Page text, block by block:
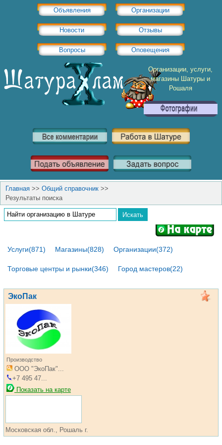
Объявления Организации
Новости Отзывы
Вопросы Оповещения
Организации, услуги,
магазины Шатуры и
Рошаля
Главная >> Общий справочник >>
Результаты поиска
Услуги(871) Магазины(828) Организации(372)
Торговые центры и рынки(346) Город мастеров(22)
ЭкоПак
Производство
ООО "ЭкоПак"...
+7 495 47...
Показать на карте
Московская обл., Рошаль г.